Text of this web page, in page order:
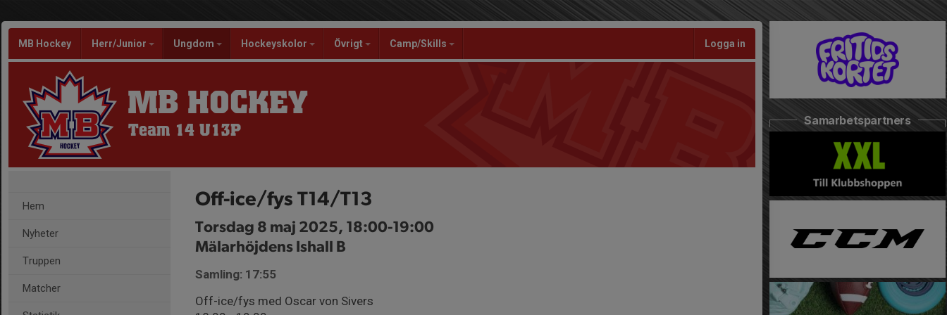
MB Hockey Herr/Junior Ungdom Hockeyskolor Övrigt Camp/Skills Logga in
MB HOCKEY
Team 14 U13P
Hem
Nyheter
Truppen
Matcher
Off-ice/fys T14/T13
Torsdag 8 maj 2025, 18:00-19:00
Mälarhöjdens Ishall B
Samling: 17:55
Off-ice/fys med Oscar von Sivers
Samarbetspartners